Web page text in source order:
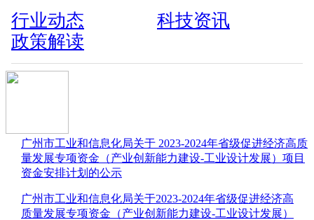
行业动态
科技资讯
政策解读
广州市工业和信息化局关于 2023-2024年省级促进经济高质
量发展专项资金（产业创新能力建设-工业设计发展）项目
资金安排计划的公示
​广州市工业和信息化局关于2023-2024年省级促进经济高
质量发展专项资金（产业创新能力建设-工业设计发展）